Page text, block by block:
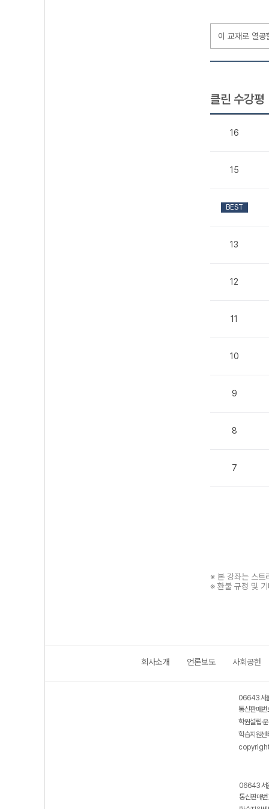
이 교재로 열
클린 수강평
16
15
BEST
13
12
11
10
9
8
7
※ 본 강좌는 스트
※ 환불 규정 및
회사소개 언론보도 사회공헌
06643 서
통신판매
학원설립·
학습지원
06643 서
통신판매